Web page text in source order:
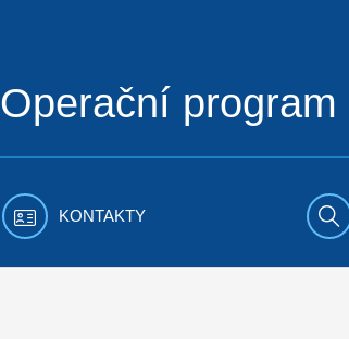
Operační program
KONTAKTY